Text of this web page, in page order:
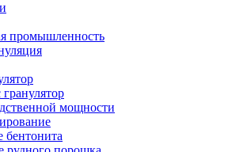
промышленность
мощности
бентонита